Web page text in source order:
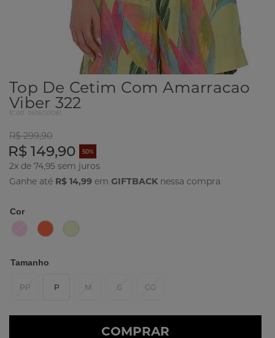
Top De Cetim Com Amarracao
Viber 322
(Cód. 06160008
R$ 299,90
R$ 149,90 50%
2x de 74,95
Ganhe até R$ 14,99 em GIFTBACK nessa compra
Cor
Tamanho
PP P M G GG
COMPRAR